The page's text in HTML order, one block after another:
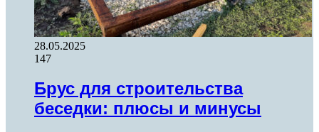
28.05.2025
147
Брус для строительства
беседки: плюсы и минусы